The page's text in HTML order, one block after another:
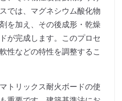
では、マグネシウム酸化物
を加え、その後成形・乾燥
が完成します。このプロセ
性などの特性を調整するこ
トリックス耐火ボードの使